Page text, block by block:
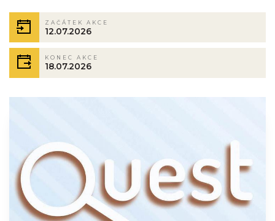
ZAČÁTEK AKCE
12.07.2026
KONEC AKCE
18.07.2026